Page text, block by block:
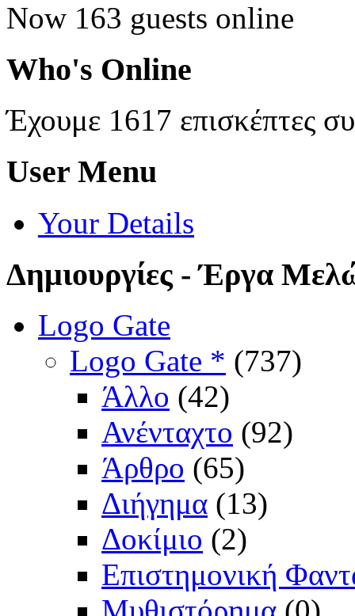
Now 163 guests online
Who's Online
Έχουμε 1617 επισκέπτες
User Menu
Your Details
Δημιουργίες - Έργα
Logo Gate
Logo Gate * (737)
Άλλο (42)
Ανένταχτο (92)
Άρθρο (65)
Διήγημα (13)
Δοκίμιο (2)
Επιστημονική